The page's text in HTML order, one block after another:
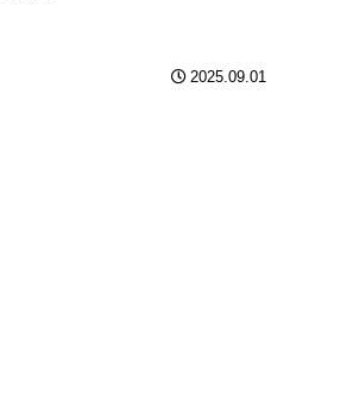
2025.09.01